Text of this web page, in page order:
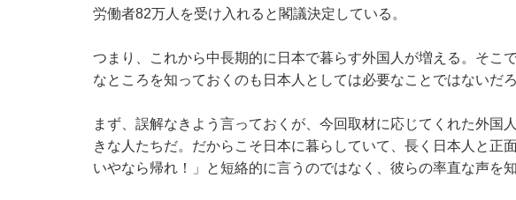
労働者82万人を受け入れると閣議決定している。
つまり、これから中長期的に日本で暮らす外国人が増える。そこ
なところを知っておくのも日本人としては必要なことではないだろ
まず、誤解なきよう言っておくが、今回取材に応じてくれた外国
きな人たちだ。だからこそ日本に暮らしていて、長く日本人と正
いやなら帰れ！」と短絡的に言うのではなく、彼らの率直な声を